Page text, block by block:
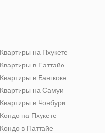
Квартиры на Пхукете
Квартиры в Паттайе
Квартиры в Бангкоке
Квартиры на Самуи
Квартиры в Чонбури
Кондо на Пхукете
Кондо в Паттайе